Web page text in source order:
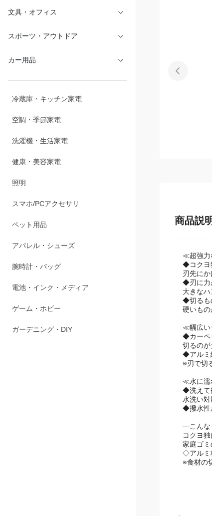
カー用品
冷蔵庫・キッチン家電
空調・季節家電
洗濯機・生活家電
健康・美容家電
照明
スマホ/PCアクセサリ
≪超強力
◆コクヨ
刃先にか
◆刃に力
大きなハ
◆切るも
≪幅広い
◆カーペ
切るのが
◆アルミ
≪水に濡
◆洗えて
水洗い対
―こんな
コクヨ独
家庭ゴ
◇アルミ